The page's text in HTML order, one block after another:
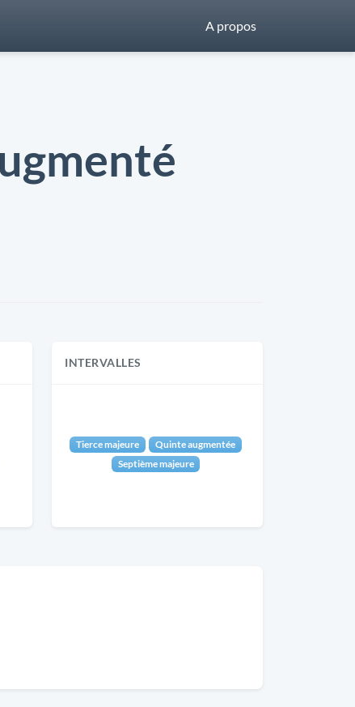
A propos
INTERVALLES
Tierce majeure
Quinte augmentée
Septième majeure